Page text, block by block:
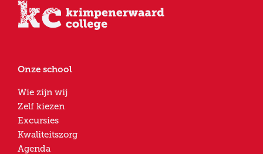
Onze school
Wie zijn wij
Zelf kiezen
Excursies
Kwaliteitszorg
Agenda